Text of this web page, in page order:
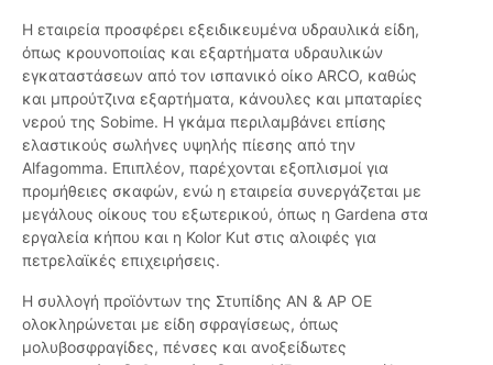
Η εταιρεία προσφέρει εξειδικευμένα υδραυλικά είδη,
όπως κρουνοποιίας και εξαρτήματα υδραυλικών
εγκαταστάσεων από τον ισπανικό οίκο ARCO, καθώς
και μπρούτζινα εξαρτήματα, κάνουλες και μπαταρίες
νερού της Sobime. Η γκάμα περιλαμβάνει επίσης
ελαστικούς σωλήνες υψηλής πίεσης από την
Alfagomma. Επιπλέον, παρέχονται εξοπλισμοί για
προμήθειες σκαφών, ενώ η εταιρεία συνεργάζεται με
μεγάλους οίκους του εξωτερικού, όπως η Gardena στα
εργαλεία κήπου και η Kolor Kut στις αλοιφές για
πετρελαϊκές επιχειρήσεις.
Η συλλογή προϊόντων της Στυπίδης ΑΝ & ΑΡ ΟΕ
ολοκληρώνεται με είδη σφραγίσεως, όπως
μολυβοσφραγίδες, πένσες και ανοξείδωτες